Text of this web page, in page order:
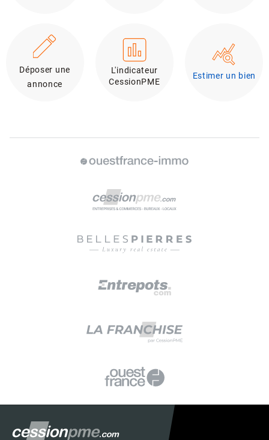
Déposer une
annonce
L'indicateur
CessionPME
Estimer un bien